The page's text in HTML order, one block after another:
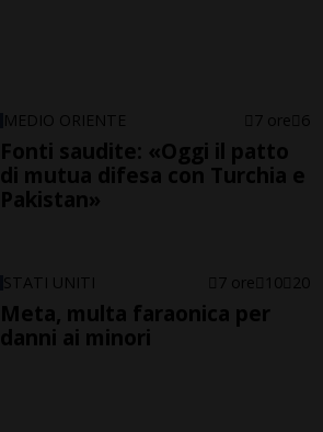
MEDIO ORIENTE 7 ore 6
Fonti saudite: «Oggi il patto
di mutua difesa con Turchia e
Pakistan»
STATI UNITI 7 ore 10 20
Meta, multa faraonica per
danni ai minori